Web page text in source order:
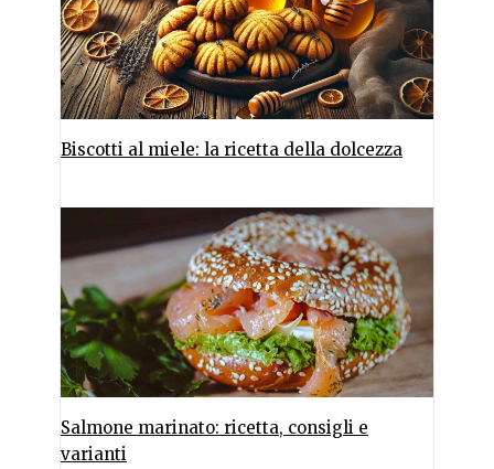
Biscotti al miele: la ricetta della dolcezza
Salmone marinato: ricetta, consigli e
varianti